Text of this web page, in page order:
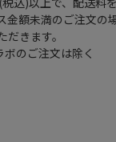
金額未満のご注文の
きます。
のご注文は除く